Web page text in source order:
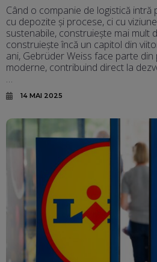
Când o companie de logistică
cu depozite și procese, ci cu
sustenabile, construiește mai mult
construiește încă un capitol din
ani, Gebrüder Weiss face parte
moderne, contribuind direct la
…
14 MAI 2025